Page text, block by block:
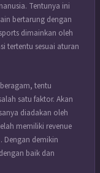
Tentunya ini
bertarung dengan
dimainkan oleh
tertentu sesuai aturan
tentu
satu faktor. Akan
diadakan oleh
memiliki revenue
Dengan demikin
baik dan